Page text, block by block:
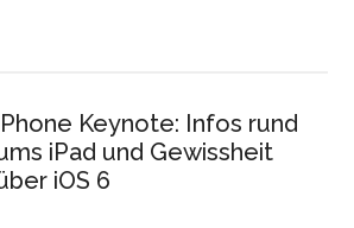
Keynote: Infos rund
iPad und Gewissheit
iOS 6